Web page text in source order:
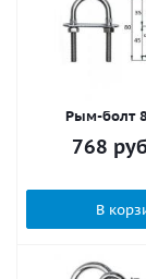
Рым-болт
768
В